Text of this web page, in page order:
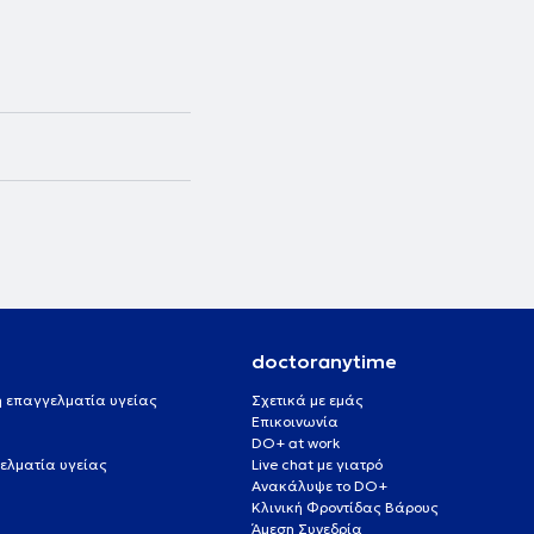
επαγγελματία υγείας
υγείας
doctoranytime
Σχετικά με εμάς
Επικοινωνία
DO+ at work
Live chat με γιατρό
Ανακάλυψε το DO+
Κλινική Φροντίδας Βάρους
Άμεση Συνεδρία